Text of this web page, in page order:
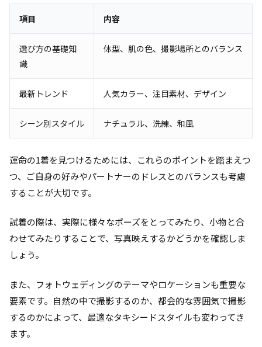
項目 内容
選び方の基礎知
識
体型、肌の色、撮影場所とのバランス
最新トレンド 人気カラー、注目素材、デザイン
シーン別スタイル ナチュラル、洗練、和風
運命の1着を見つけるためには、これらのポイントを踏まえつ
つ、ご自身の好みやパートナーのドレスとのバランスも考慮
することが大切です。
試着の際は、実際に様々なポーズをとってみたり、小物と合
わせてみたりすることで、写真映えするかどうかを確認しま
しょう。
また、フォトウェディングのテーマやロケーションも重要な
要素です。自然の中で撮影するのか、都会的な雰囲気で撮影
するのかによって、最適なタキシードスタイルも変わってき
ます。